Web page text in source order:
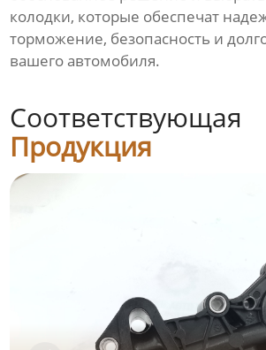
колодки, которые обеспечат
торможение, безопасность и
вашего автомобиля.
Соответствующая
Продукция